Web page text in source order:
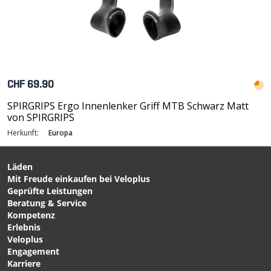
CHF 69.90
SPIRGRIPS Ergo Innenlenker Griff MTB Schwarz Matt
von SPIRGRIPS
Herkunft: Europa
Läden
Mit Freude einkaufen bei Veloplus
Geprüfte Leistungen
Beratung & Service
Kompetenz
Erlebnis
Veloplus
Engagement
Karriere